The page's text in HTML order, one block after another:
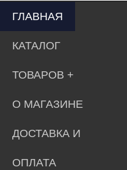
ГЛАВНАЯ
КАТАЛОГ
ТОВАРОВ
О МАГАЗИНЕ
ДОСТАВКА И
ОПЛАТА